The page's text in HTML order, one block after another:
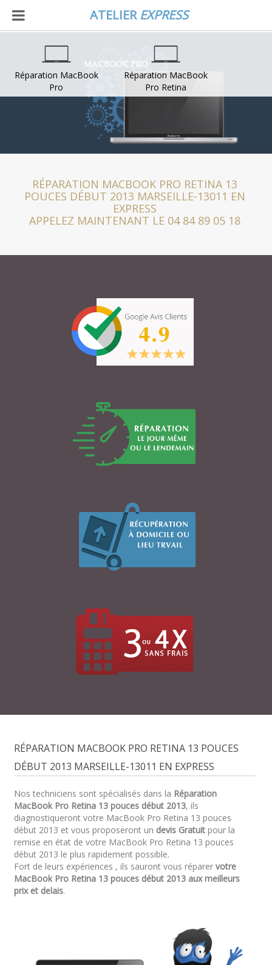
ATELIER EXPRESS
Réparation MacBook
Pro
Réparation MacBook
Pro Retina
RÉPARATION MACBOOK PRO RETINA 13
POUCES DÉBUT 2013 MARSEILLE-13011 EN
EXPRESS
APPELEZ MAINTENANT LE 04 84 89 05 18
RÉPARATION MACBOOK PRO RETINA 13 POUCES
DÉBUT 2013 MARSEILLE-13011 EN EXPRESS
Nos techniciens sont spécialisés dans la Réparation
MacBook Pro Retina 13 pouces début 2013, ils
diagnostiqueront votre MacBook Pro Retina 13 pouces
début 2013 et vous proposeront un devis Gratuitpour la
remise en état de votre MacBook Pro Retina 13 pouces
début 2013 le plus rapidement possible.
Fort de leurs expériences , ils sauront vous réparer votre
MacBook Pro Retina 13 pouces début 2013 aux meilleurs
prix et delais.